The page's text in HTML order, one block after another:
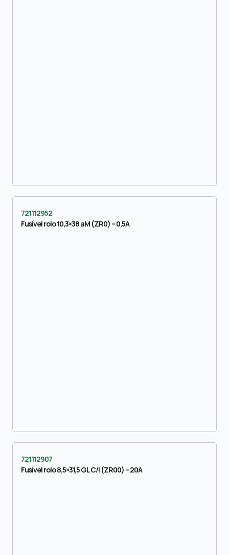
721112952
Fusível rolo 10,3×38 aM (ZR0) – 0,5A
721112907
Fusível rolo 8,5×31,5 GL C/I (ZR00) – 20A